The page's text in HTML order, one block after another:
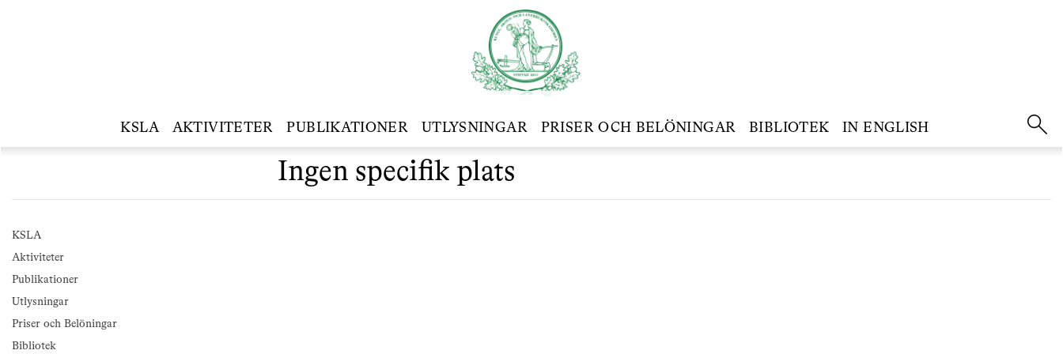
KSLA AKTIVITETER PUBLIKATIONER UTLYSNINGAR PRISER OCH BELÖNINGAR BIBLIOTEK IN ENGLISH
Ingen specifik plats
KSLA
Aktiviteter
Publikationer
Utlysningar
Priser och Belöningar
Bibliotek